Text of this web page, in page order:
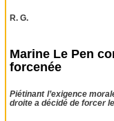
R. G.
Marine Le Pen
forcenée
Piétinant l’exigence
droite a décidé de forcer